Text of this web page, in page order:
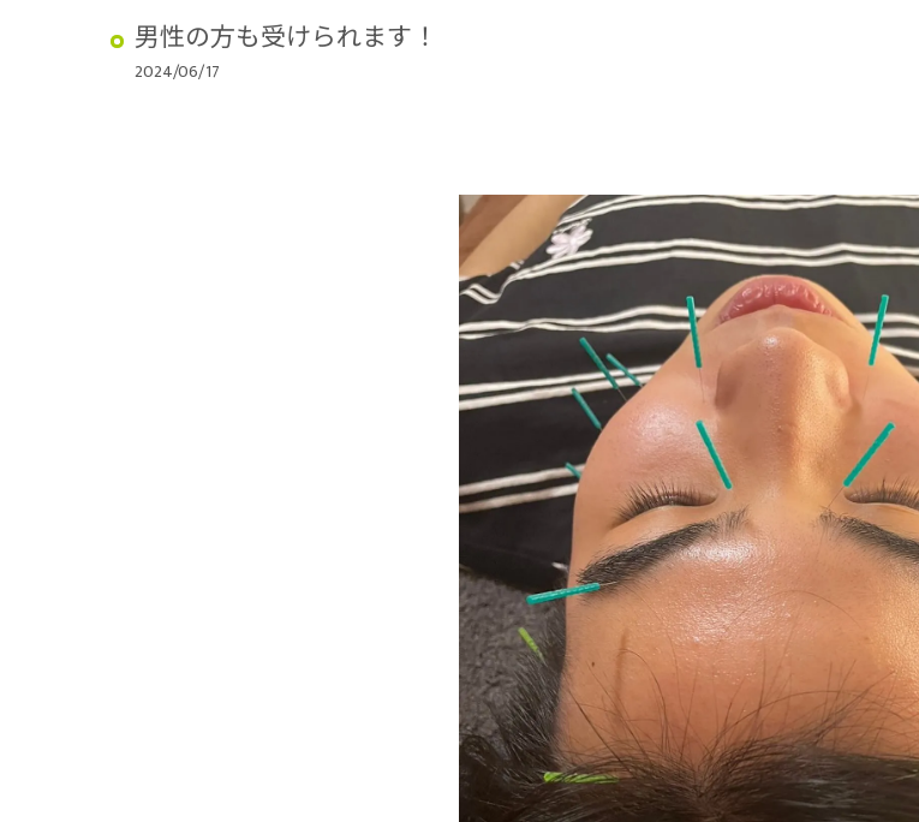
男性の方も受けられます！
2024/06/17